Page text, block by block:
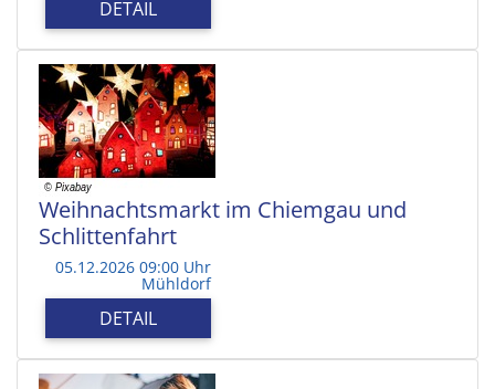
DETAIL
Weihnachtsmarkt im Chiemgau und
Schlittenfahrt
05.12.2026 09:00 Uhr
Mühldorf
DETAIL